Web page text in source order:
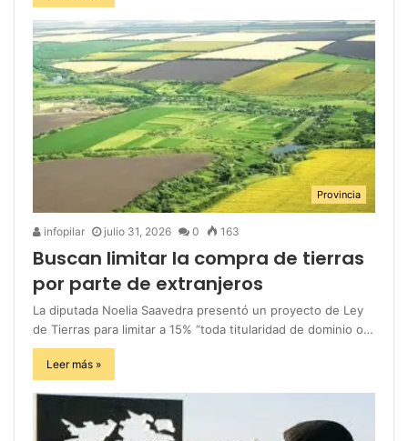
Provincia
infopilar julio 31, 2026 0 163
Buscan limitar la compra de tierras
por parte de extranjeros
La diputada Noelia Saavedra presentó un proyecto de Ley
de Tierras para limitar a 15% “toda titularidad de dominio o…
Leer más »